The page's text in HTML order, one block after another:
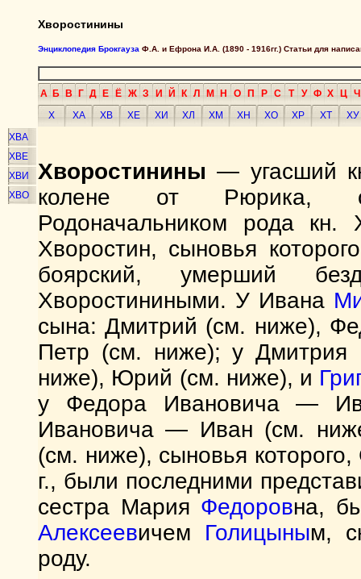
Хворостинины
Энциклопедия Брокгауза Ф.А. и Ефрона И.А. (1890 - 1916гг.) Статьи для
А Б В Г Д Е Ё Ж З И Й К Л М Н О П Р С Т У Ф Х Ц Ч
Х
ХА ХВ ХЕ ХИ ХЛ ХМ ХН ХО ХР ХТ
ХУ
ХВА
ХВЕ
ХВИ
ХВО
Хворостинины — угасший
колене от Рюрика,
Родоначальником рода
Хворостин, сыновья
боярский, умерший
Хворостиниными. У Ивана
сына: Дмитрий (см. ниже),
Петр (см. ниже); у
ниже), Юрий (см. ниже), и
у Федора Ивановича —
Ивановича — Иван (см.
(см. ниже), сыновья
г., были последними
сестра Мария Федоровна,
Алексеевичем Голицыным,
роду.